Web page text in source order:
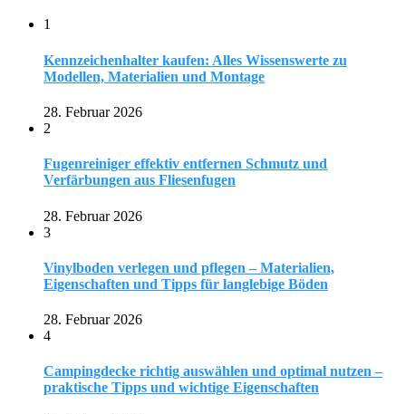
1
Kennzeichenhalter kaufen: Alles Wissenswerte zu
Modellen, Materialien und Montage
28. Februar 2026
2
Fugenreiniger effektiv entfernen Schmutz und
Verfärbungen aus Fliesenfugen
28. Februar 2026
3
Vinylboden verlegen und pflegen – Materialien,
Eigenschaften und Tipps für langlebige Böden
28. Februar 2026
4
Campingdecke richtig auswählen und optimal nutzen –
praktische Tipps und wichtige Eigenschaften